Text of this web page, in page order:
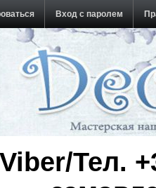
Вход с паролем
Viber/Тел.